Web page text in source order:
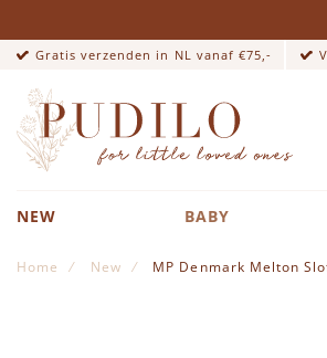
Gratis verzenden in NL vanaf €75,-
NEW BABY
Home New MP Denmark Melton